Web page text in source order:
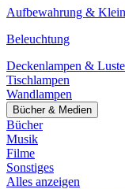
Aufbewahrung &
Beleuchtung
Deckenlampen &
Tischlampen
Wandlampen
Bücher & Medien
Bücher
Musik
Filme
Sonstiges
Alles anzeigen